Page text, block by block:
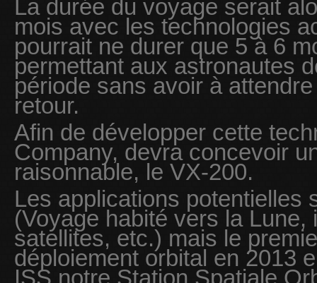
La durée du voyage serait
mois avec les technologies
pourrait ne durer que 5 à 6
permettant aux astronautes
période sans avoir à
retour.
Afin de développer cette
Company, devra concevoir
raisonnable, le VX-200.
Les applications potentielles
(Voyage habité vers la
satellites, etc.) mais le
déploiement orbital en 2013